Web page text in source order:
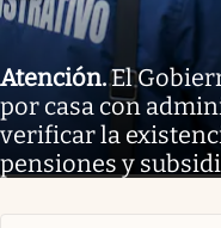
Atención.El
por casa con
verificar la
pensiones y